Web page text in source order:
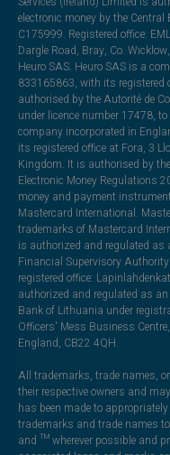
electronic money by the
C175999. Registered office:
Dargle Road, Bray, Co.
Heuro SAS. Heuro SAS is a
833165863, with its registered
authorised by the Autorité de
under licence number 17478,
company incorporated in
its registered office at Fora, 3
Kingdom. It is authorised by
Electronic Money Regulations
money and payment
Mastercard International.
trademarks of Mastercard
is authorized and regulated as
Financial Supervisory
registered office:
authorized and regulated as
Bank of Lithuania under
Officers' Mess Business
England, CB22 4QH.
All trademarks, trade names,
their respective owners and
has been made to
trademarks and trade names
and ™ wherever possible and